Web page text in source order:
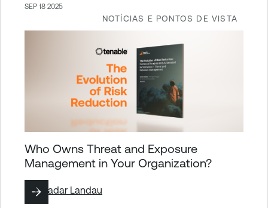
NOTÍCIAS E PONTOS DE VISTA
SEP 18 2025
Who Owns Threat and Exposure
Management in Your Organization?
Por Hadar Landau